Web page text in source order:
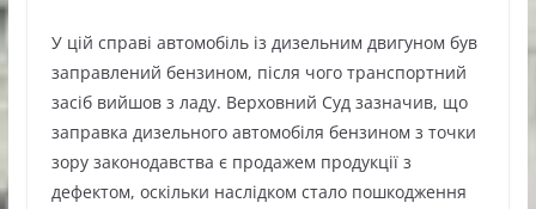
У цій справі автомобіль із дизельним двигуном був
заправлений бензином, після чого транспортний
засіб вийшов з ладу. Верховний Суд зазначив, що
заправка дизельного автомобіля бензином з точки
зору законодавства є продажем продукції з
дефектом, оскільки наслідком стало пошкодження